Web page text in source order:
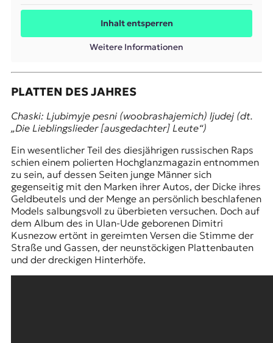
Inhalt entsperren
Weitere Informationen
PLATTEN DES JAHRES
Chaski: Ljubimyje pesni (woobrashajemich) ljudej (dt.
„Die Lieblingslieder [ausgedachter] Leute“)
Ein wesentlicher Teil des diesjährigen russischen Raps
schien einem polierten Hochglanzmagazin entnommen
zu sein, auf dessen Seiten junge Männer sich
gegenseitig mit den Marken ihrer Autos, der Dicke ihres
Geldbeutels und der Menge an persönlich beschlafenen
Models salbungsvoll zu überbieten versuchen. Doch auf
dem Album des in Ulan-Ude geborenen Dimitri
Kusnezow ertönt in gereimten Versen die Stimme der
Straße und Gassen, der neunstöckigen Plattenbauten
und der dreckigen Hinterhöfe.